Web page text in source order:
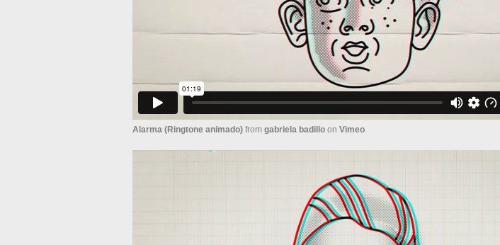
Alarma (Ringtone animado) from gabriela badillo on Vimeo.